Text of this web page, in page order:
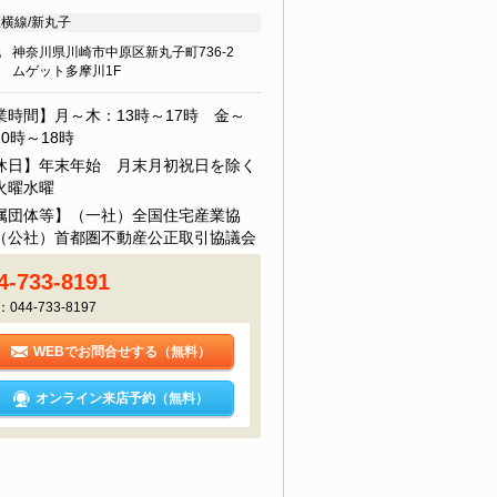
線/新丸子
神奈川県川崎市中原区新丸子町736-2
ムゲット多摩川1F
時間】月～木：13時～17時 金～
時～18時
日】年末年始 月末月初祝日を除く
曜水曜
団体等】（一社）全国住宅産業協
社）首都圏不動産公正取引協議会
733-8191
044-733-8197
WEBでお問合せする（無料）
オンライン来店予約（無料）